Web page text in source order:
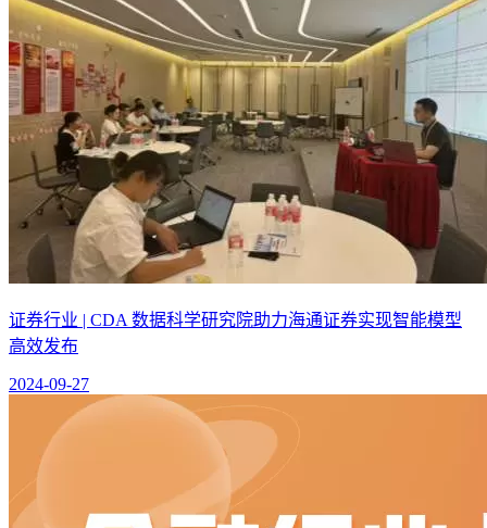
证券行业 | CDA 数据科学研究院助力海通证券实现智能模型
高效发布
2024-09-27